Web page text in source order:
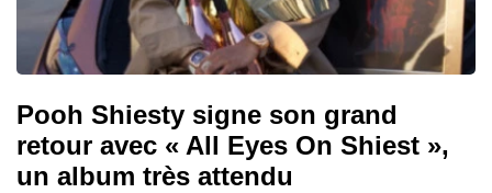
Pooh Shiesty signe son grand
retour avec « All Eyes On Shiest »,
un album très attendu